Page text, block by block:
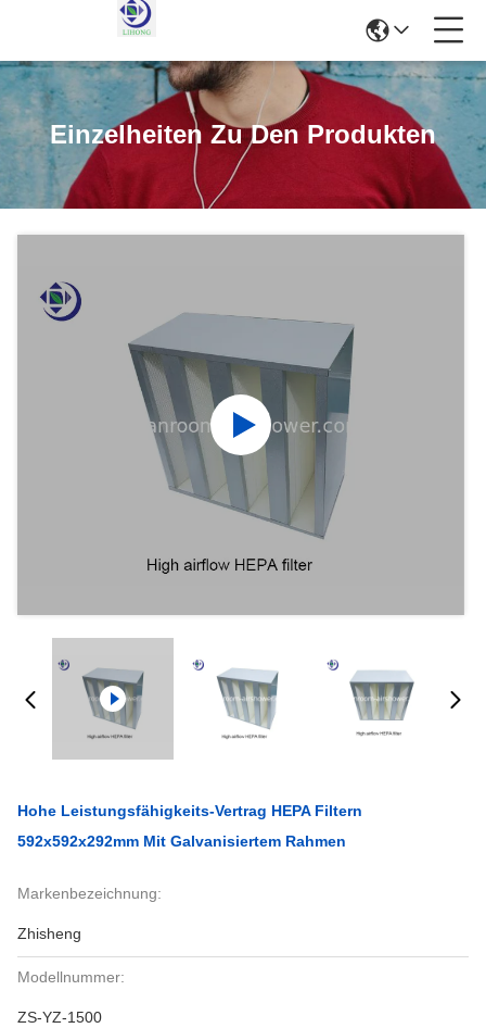
Einzelheiten Zu Den Produkten
Hohe Leistungsfähigkeits-Vertrag HEPA Filtern
592x592x292mm Mit Galvanisiertem Rahmen
Markenbezeichnung:
Zhisheng
Modellnummer:
ZS-YZ-1500